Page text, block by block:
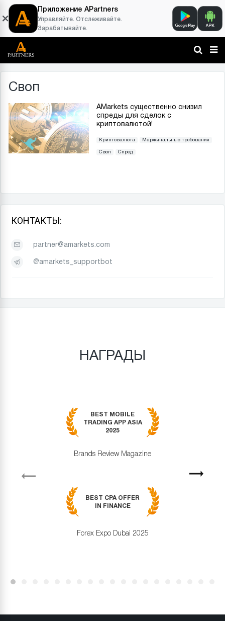
Приложение APartners
Управляйте. Отслеживайте.
Зарабатывайте.
Своп
AMarkets существенно снизил
спреды для сделок с
криптовалютой!
Криптовалюта Маржинальные требования
Своп Спред
КОНТАКТЫ:
partner@amarkets.com
@amarkets_supportbot
НАГРАДЫ
BEST MOBILE
TRADING APP ASIA
2025
Brands Review Magazine
BEST CPA OFFER
IN FINANCE
Forex Expo Dubai 2025
Next